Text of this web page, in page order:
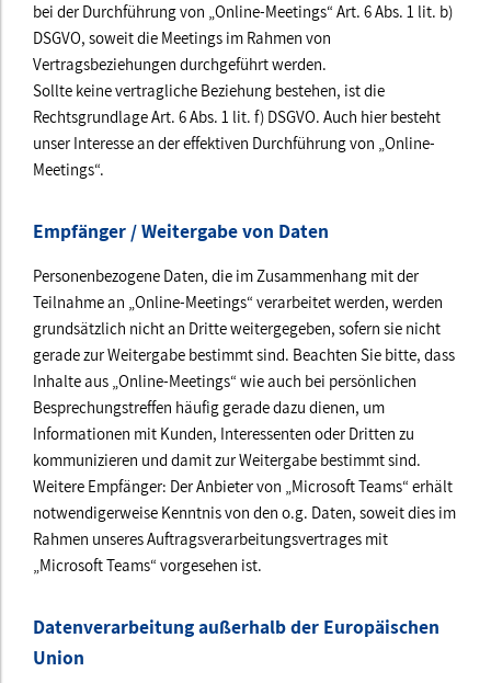
bei der Durchführung von „Online-Meetings“ Art. 6 Abs. 1 lit. b)
DSGVO, soweit die Meetings im Rahmen von
Vertragsbeziehungen durchgeführt werden.
Sollte keine vertragliche Beziehung bestehen, ist die
Rechtsgrundlage Art. 6 Abs. 1 lit. f) DSGVO. Auch hier besteht
unser Interesse an der effektiven Durchführung von „Online-
Meetings“.
Empfänger / Weitergabe von Daten
Personenbezogene Daten, die im Zusammenhang mit der
Teilnahme an „Online-Meetings“ verarbeitet werden, werden
grundsätzlich nicht an Dritte weitergegeben, sofern sie nicht
gerade zur Weitergabe bestimmt sind. Beachten Sie bitte, dass
Inhalte aus „Online-Meetings“ wie auch bei persönlichen
Besprechungstreffen häufig gerade dazu dienen, um
Informationen mit Kunden, Interessenten oder Dritten zu
kommunizieren und damit zur Weitergabe bestimmt sind.
Weitere Empfänger: Der Anbieter von „Microsoft Teams“ erhält
notwendigerweise Kenntnis von den o.g. Daten, soweit dies im
Rahmen unseres Auftragsverarbeitungsvertrages mit
„Microsoft Teams“ vorgesehen ist.
Datenverarbeitung außerhalb der Europäischen
Union